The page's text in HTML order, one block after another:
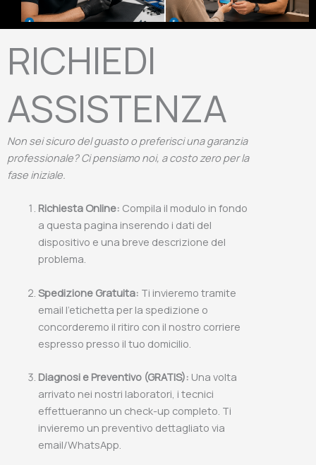
RICHIEDI
ASSISTENZA
Non sei sicuro del guasto o preferisci una garanzia
professionale? Ci pensiamo noi, a costo zero per la
fase iniziale.
Richiesta Online: Compila il modulo in fondo
a questa pagina inserendo i dati del
dispositivo e una breve descrizione del
problema.
Spedizione Gratuita: Ti invieremo tramite
email l'etichetta per la spedizione o
concorderemo il ritiro con il nostro corriere
espresso presso il tuo domicilio.
Diagnosi e Preventivo (GRATIS): Una volta
arrivato nei nostri laboratori, i tecnici
effettueranno un check-up completo. Ti
invieremo un preventivo dettagliato via
email/WhatsApp.